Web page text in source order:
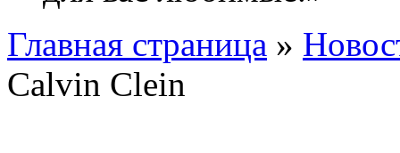
Главная страница »
Calvin Clein